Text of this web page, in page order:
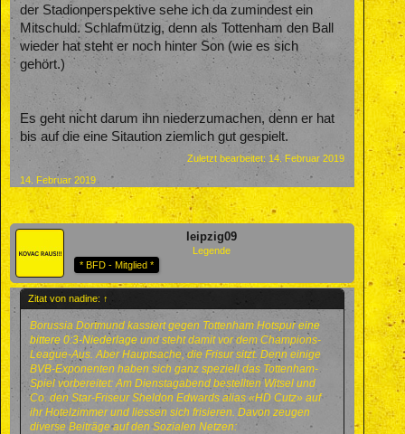
der Stadionperspektive sehe ich da zumindest ein
Mitschuld. Schlafmützig, denn als Tottenham den Ball
wieder hat steht er noch hinter Son (wie es sich
gehört.)
Es geht nicht darum ihn niederzumachen, denn er hat
bis auf die eine Sitaution ziemlich gut gespielt.
Zuletzt bearbeitet: 14. Februar 2019
14. Februar 2019
leipzig09
Legende
* BFD - Mitglied *
Zitat von nadine: ↑
Borussia Dortmund kassiert gegen Tottenham Hotspureine
bittere 0:3-Niederlage und steht damit vor dem Champions-
League-Aus. Aber Hauptsache, die Frisur sitzt. Denn einige
BVB-Exponenten haben sich ganz speziell das Tottenham-
Spiel vorbereitet: Am Dienstagabend bestellten Witsel und
Co. den Star-Friseur Sheldon Edwards alias «HD Cutz» auf
ihr Hotelzimmer und liessen sich frisieren. Davon zeugen
diverse Beiträge auf den Sozialen Netzen: